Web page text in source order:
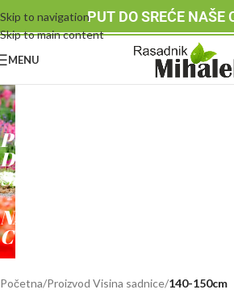
Skip to navigation
Skip to main content
PUT DO SREĆE NAŠE
MENU
RASADNIK
MIHALEK
PUT
DO
SREĆE
-
NAŠE
CVEĆE
Početna/Proizvod Visina sadnice/140-150cm